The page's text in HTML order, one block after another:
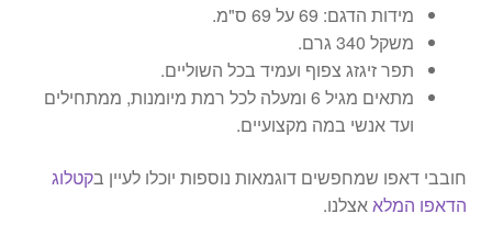
מידות הדגם: 69 על 69 ס"מ.
משקל 340 גרם.
תפר זיגזג צפוף ועמיד בכל השוליים.
מתאים מגיל 6 ומעלה לכל רמת מיומנות, ממתחילים
ועד אנשי במה מקצועיים.
חובבי דאפו שמחפשים דוגמאות נוספות יוכלו לעיין בקטלוג
הדאפו המלאאצלנו.